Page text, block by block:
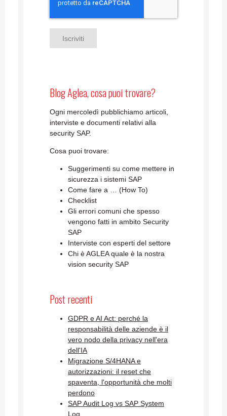
Blog Aglea, cosa puoi trovare?
Ogni mercoledì pubblichiamo articoli,
interviste e documenti relativi alla
security SAP.
Cosa puoi trovare:
Suggerimenti su come mettere in
sicurezza i sistemi SAP
Come fare a … (How To)
Checklist
Gli errori comuni che spesso
vengono fatti in ambito Security
SAP
Interviste con esperti del settore
Chi è AGLEA quale è la nostra
vision security SAP
Post recenti
GDPR e AI Act: perché la
responsabilità delle aziende è il
vero nodo della privacy nell'era
dell'IA
Migrazione S/4HANA e
autorizzazioni: il reset che
spaventa, l'opportunità che molti
perdono
SAP Audit Log vs SAP System
Log